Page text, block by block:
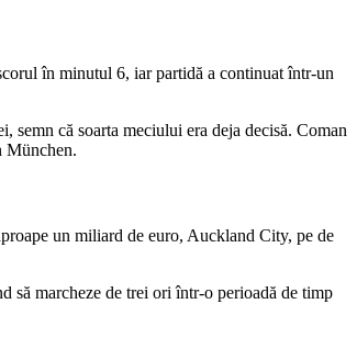
în minutul 6, iar partidă a continuat într-un
semn că soarta meciului era deja decisă. Coman
München.
un miliard de euro, Auckland City, pe de
să marcheze de trei ori într-o perioadă de timp